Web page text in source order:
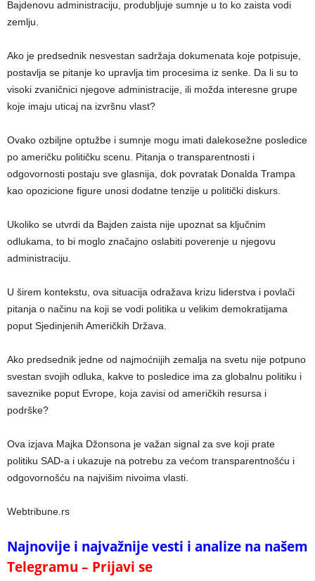
Bajdenovu administraciju, produbljuje sumnje u to ko zaista vodi
zemlju.
Ako je predsednik nesvestan sadržaja dokumenata koje potpisuje,
postavlja se pitanje ko upravlja tim procesima iz senke. Da li su to
visoki zvaničnici njegove administracije, ili možda interesne grupe
koje imaju uticaj na izvršnu vlast?
Ovako ozbiljne optužbe i sumnje mogu imati dalekosežne posledice
po američku političku scenu. Pitanja o transparentnosti i
odgovornosti postaju sve glasnija, dok povratak Donalda Trampa
kao opozicione figure unosi dodatne tenzije u politički diskurs.
Ukoliko se utvrdi da Bajden zaista nije upoznat sa ključnim
odlukama, to bi moglo značajno oslabiti poverenje u njegovu
administraciju.
U širem kontekstu, ova situacija odražava krizu liderstva i povlači
pitanja o načinu na koji se vodi politika u velikim demokratijama
poput Sjedinjenih Američkih Država.
Ako predsednik jedne od najmoćnijih zemalja na svetu nije potpuno
svestan svojih odluka, kakve to posledice ima za globalnu politiku i
saveznike poput Evrope, koja zavisi od američkih resursa i
podrške?
Ova izjava Majka Džonsona je važan signal za sve koji prate
politiku SAD-a i ukazuje na potrebu za većom transparentnošću i
odgovornošću na najvišim nivoima vlasti.
Webtribune.rs
Najnovije i najvažnije vesti i analize na našem
Telegramu – Prijavi se